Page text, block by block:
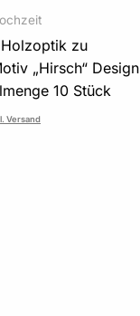
zu
„Hirsch“ Design
10 Stück
Versand